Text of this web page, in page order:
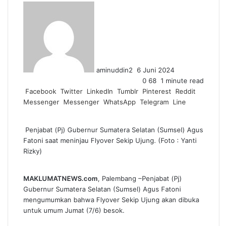
aminuddin2 6 Juni 2024
0 68 1 minute read
Facebook Twitter LinkedIn Tumblr Pinterest
Reddit
Messenger Messenger WhatsApp Telegram Line
Penjabat (Pj) Gubernur Sumatera Selatan (Sumsel) Agus
Fatoni saat meninjau Flyover Sekip Ujung. (Foto : Yanti
Rizky)
MAKLUMATNEWS.com, Palembang –Penjabat (Pj)
Gubernur Sumatera Selatan (Sumsel) Agus Fatoni
mengumumkan bahwa Flyover Sekip Ujung akan dibuka
untuk umum Jumat (7/6) besok.